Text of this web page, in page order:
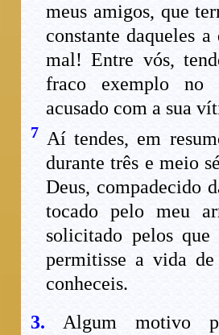
meus amigos, que
constante daqueles
mal! Entre vós,
fraco exemplo no
acusado com a sua
7 Aí tendes, em
durante três e meio
Deus, compadecido
tocado pelo meu
solicitado pelos que
permitisse a vida de
conheceis.
3. Algum motivo